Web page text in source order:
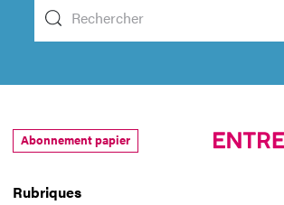
Rubriques
Abonnement papier